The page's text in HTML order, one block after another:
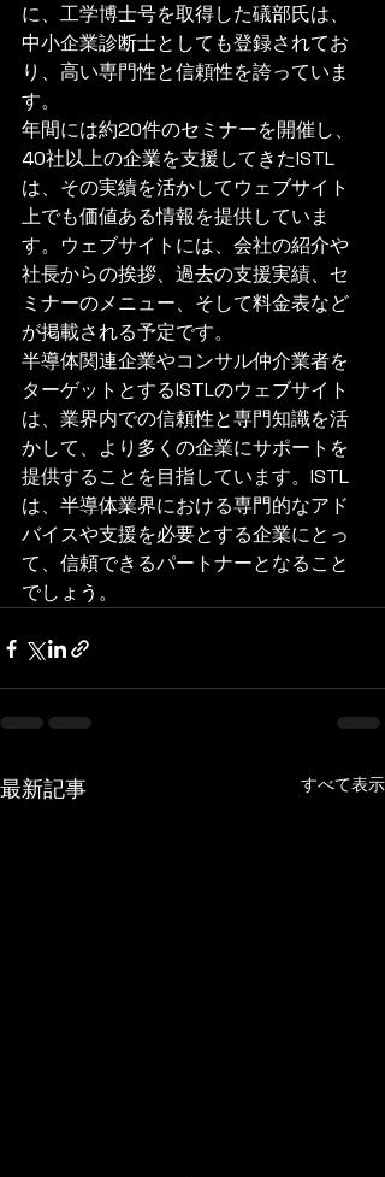
に、工学博士号を取得した礒部氏は、
中小企業診断士としても登録されてお
り、高い専門性と信頼性を誇っていま
す。
年間には約20件のセミナーを開催し、
40社以上の企業を支援してきたISTL
は、その実績を活かしてウェブサイト
上でも価値ある情報を提供していま
す。ウェブサイトには、会社の紹介や
社長からの挨拶、過去の支援実績、セ
ミナーのメニュー、そして料金表など
が掲載される予定です。
半導体関連企業やコンサル仲介業者を
ターゲットとするISTLのウェブサイト
は、業界内での信頼性と専門知識を活
かして、より多くの企業にサポートを
提供することを目指しています。ISTL
は、半導体業界における専門的なアド
バイスや支援を必要とする企業にとっ
て、信頼できるパートナーとなること
でしょう。
最新記事 すべて表示